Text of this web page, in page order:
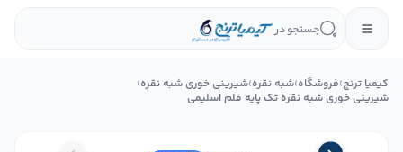
جستجو در
کیمیا ترنج›فروشگاه›شبه نقره›شیرینی‌ خوری شبه نقره›
شیرینی خوری شبه نقره تک پایه قلم اسلیمی